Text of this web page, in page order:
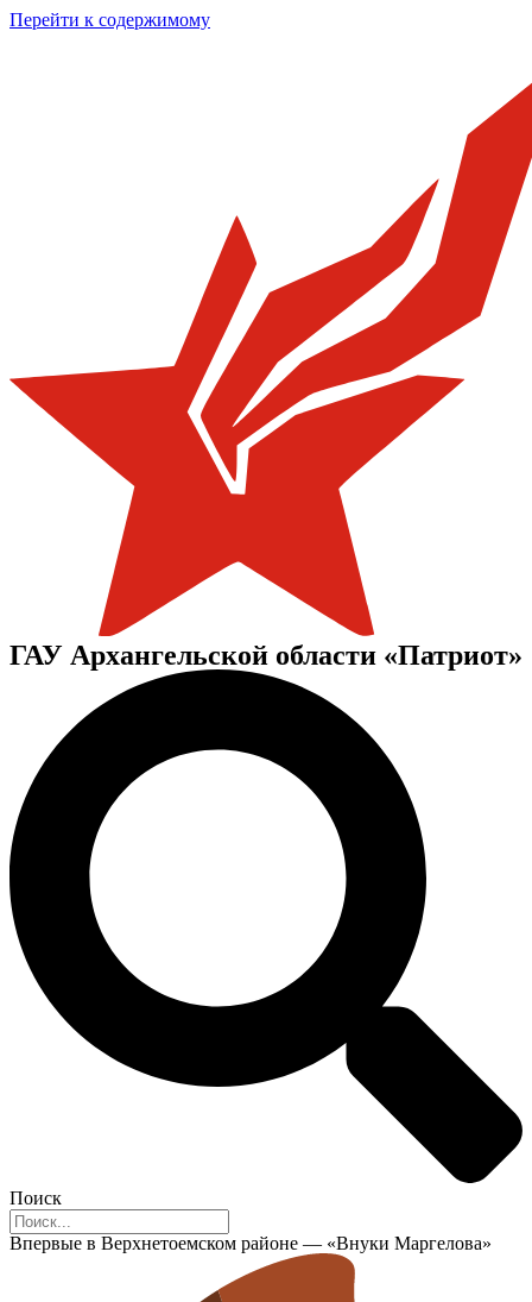
Перейти к содержимому
ГАУ Архангельской области «Патриот»
Поиск
Впервые в Верхнетоемском районе — «Внуки Маргелова»